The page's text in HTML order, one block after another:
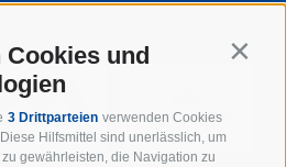
und
3 Drittparteien verwenden Cookies
Hilfsmittel sind unerlässlich, um
gewährleisten, die Navigation zu